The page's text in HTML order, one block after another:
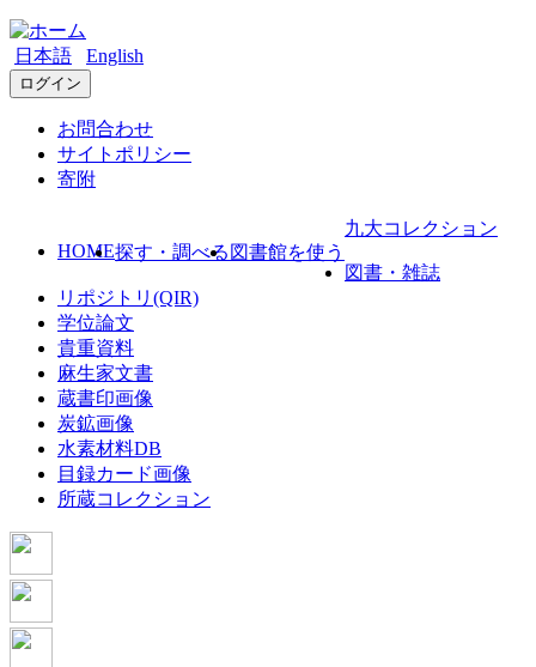
日本語 English
ログイン
お問合わせ
サイトポリシー
寄附
HOME探す・調べる 図書館を使う
九大コレクション
図書・雑誌
リポジトリ(QIR)
学位論文
貴重資料
麻生家文書
蔵書印画像
炭鉱画像
水素材料DB
目録カード画像
所蔵コレクション